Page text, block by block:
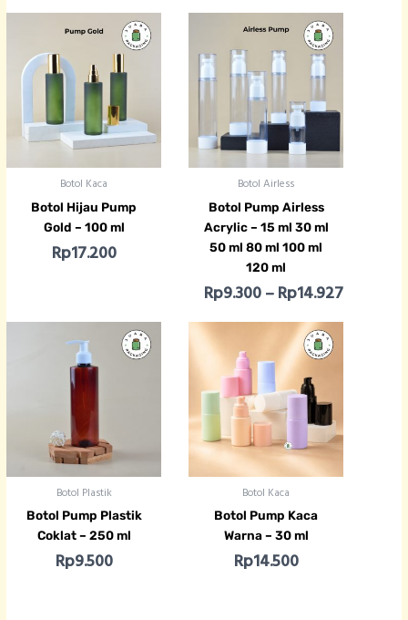
Botol Kaca
Botol Hijau Pump
Gold – 100 ml
Rp17.200
Botol Airless
Botol Pump Airless
Acrylic – 15 ml 30 ml
50 ml 80 ml 100 ml
120 ml
Rp9.300–Rp14.927
Botol Plastik
Botol Pump Plastik
Coklat – 250 ml
Rp9.500
Botol Kaca
Botol Pump Kaca
Warna – 30 ml
Rp14.500